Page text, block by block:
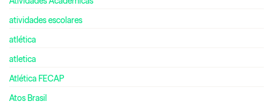
atividades escolares
atlética
atletica
Atlética FECAP
Atos Brasil